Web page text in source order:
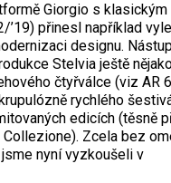
Giorgio s klasickým
’19) přinesl například
designu.
Stelvia ještě
čtyřválce (viz AR
rychlého
edicích (těsně
Zcela bez
nyní vyzkoušeli v